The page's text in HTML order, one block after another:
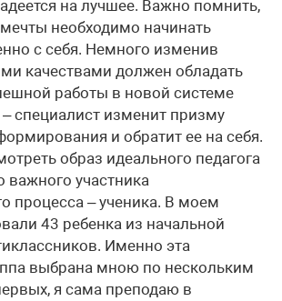
на лучшее. Важно помнить,
необходимо начинать
с себя. Немного изменив
качествами должен обладать
работы в новой системе
специалист изменит призму
и обратит ее на себя.
образ идеального педагога
важного участника
процесса – ученика. В моем
43 ребенка из начальной
Именно эта
выбрана мною по нескольким
я сама преподаю в